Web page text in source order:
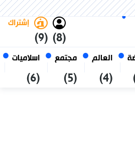
العالم
(4)
مجتمع
(5)
اسلاميات
(6)
(8)
إشتراك
(9)
الجزائر